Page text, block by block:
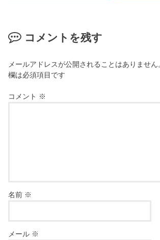
コメントを残す
メールアドレスが公開されることはありません
欄は必須項目です
コメント ※
名前 ※
メール ※